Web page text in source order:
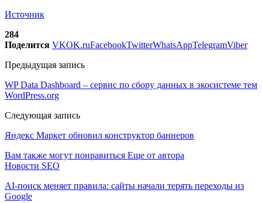
Источник
284
Поделится VKOK.ruFacebookTwitterWhatsAppTelegramViber
Предыдущая запись
WP Data Dashboard – сервис по сбору данных в экосистеме тем
WordPress.org
Следующая запись
Яндекс Маркет обновил конструктор баннеров
Вам также могут понравиться Еще от автора
Новости SEO
AI-поиск меняет правила: сайты начали терять переходы из
Google